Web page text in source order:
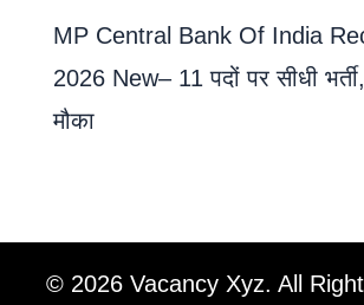
MP Central Bank Of India
2026 New– 11 पदों पर सीधी भर्ती,
मौका
© 2026 Vacancy Xyz. All